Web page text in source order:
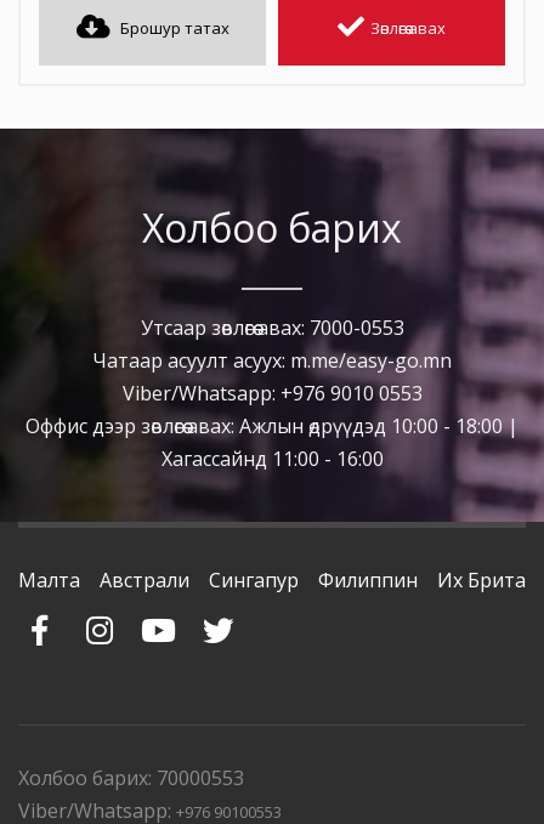
Брошур татах Зөвлөгөө авах
Холбоо барих
Утсаар зөвлөгөө авах: 7000-0553
Чатаар асуулт асуух: m.me/easy-go.mn
Viber/Whatsapp: +976 9010 0553
Оффис дээр зөвлөгөө авах: Ажлын өдрүүдэд 10:00 - 18:00 |
Хагассайнд 11:00 - 16:00
Малта Австрали Сингапур Филиппин Их
Холбоо барих: 70000553
Viber/Whatsapp: +976 90100553